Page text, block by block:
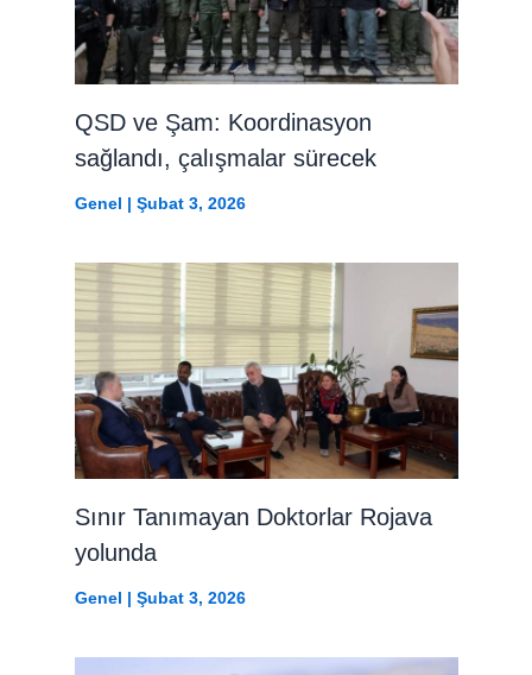
QSD ve Şam: Koordinasyon
sağlandı, çalışmalar sürecek
Genel | Şubat 3, 2026
Sınır Tanımayan Doktorlar Rojava
yolunda
Genel | Şubat 3, 2026